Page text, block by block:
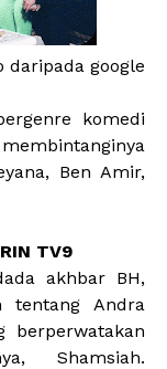
google
komedi
Ben Amir,
TV9
akhbar BH,
tentang Andra
berperwatakan
Shamsiah.